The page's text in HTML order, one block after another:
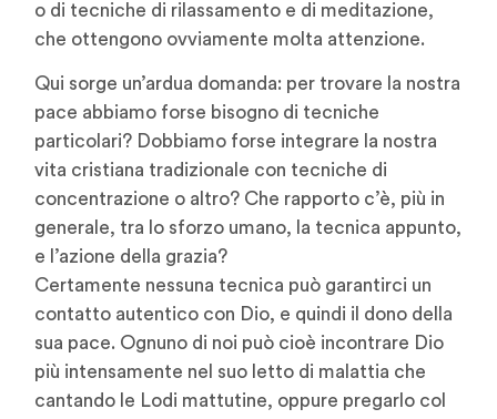
o di tecniche di rilassamento e di meditazione,
che ottengono ovviamente molta attenzione.
Qui sorge un’ardua domanda: per trovare la nostra
pace abbiamo forse bisogno di tecniche
particolari? Dobbiamo forse integrare la nostra
vita cristiana tradizionale con tecniche di
concentrazione o altro? Che rapporto c’è, più in
generale, tra lo sforzo umano, la tecnica appunto,
e l’azione della grazia?
Certamente nessuna tecnica può garantirci un
contatto autentico con Dio, e quindi il dono della
sua pace. Ognuno di noi può cioè incontrare Dio
più intensamente nel suo letto di malattia che
cantando le Lodi mattutine, oppure pregarlo col